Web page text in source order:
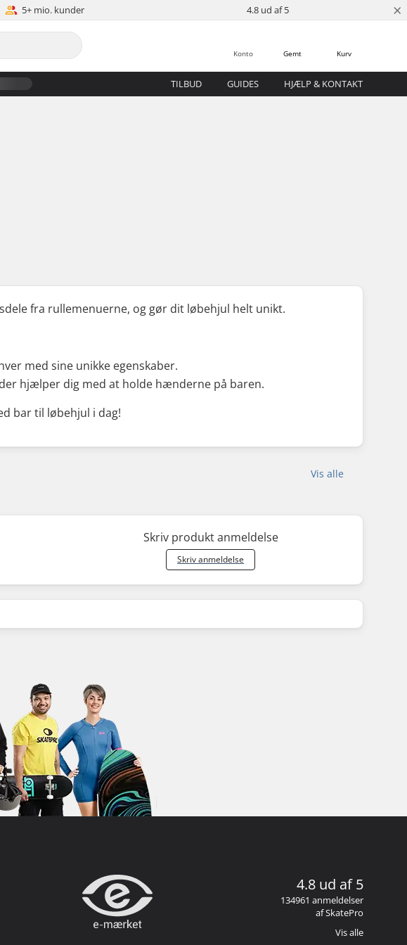
5+ mio. kunder 4.8 ud af 5 ×
Kurv
Gemt
Konto
TILBUD GUIDES HJÆLP & KONTAKT
fra rullemenuerne, og gør dit løbehjul helt unikt.
med sine unikke egenskaber.
hjælper dig med at holde hænderne på baren.
bar til løbehjul i dag!
Vis alle
Skriv produkt anmeldelse
Skriv anmeldelse
4.8 ud af 5
134961 anmeldelser
af SkatePro
Vis alle